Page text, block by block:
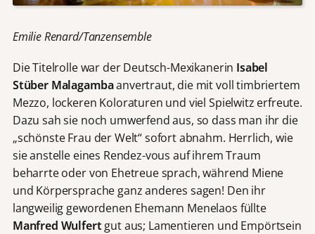
Emilie Renard/Tanzensemble
Die Titelrolle war der Deutsch-Mexikanerin Isabel
Stüber Malagambaanvertraut, die mit voll timbriertem
Mezzo, lockeren Koloraturen und viel Spielwitz erfreute.
Dazu sah sie noch umwerfend aus, so dass man ihr die
„schönste Frau der Welt“ sofort abnahm. Herrlich, wie
sie anstelle eines Rendez-vous auf ihrem Traum
beharrte oder von Ehetreue sprach, während Miene
und Körpersprache ganz anderes sagen! Den ihr
langweilig gewordenen Ehemann Menelaos füllte
Manfred Wulfertgut aus; Lamentieren und Empörtsein